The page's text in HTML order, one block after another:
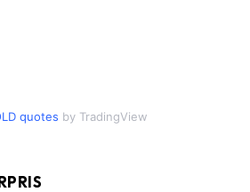
quotes by TradingView